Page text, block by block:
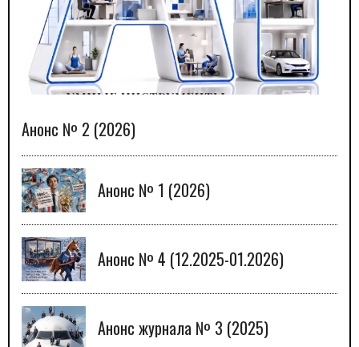
Анонс № 2 (2026)
Анонс № 1 (2026)
Анонс № 4 (12.2025-01.2026)
Анонс журнала № 3 (2025)